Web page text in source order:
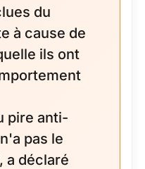
du
à cause de
ils ont
pire anti-
pas le
a déclaré